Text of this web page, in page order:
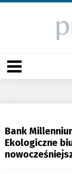
Bank
Ekologiczne